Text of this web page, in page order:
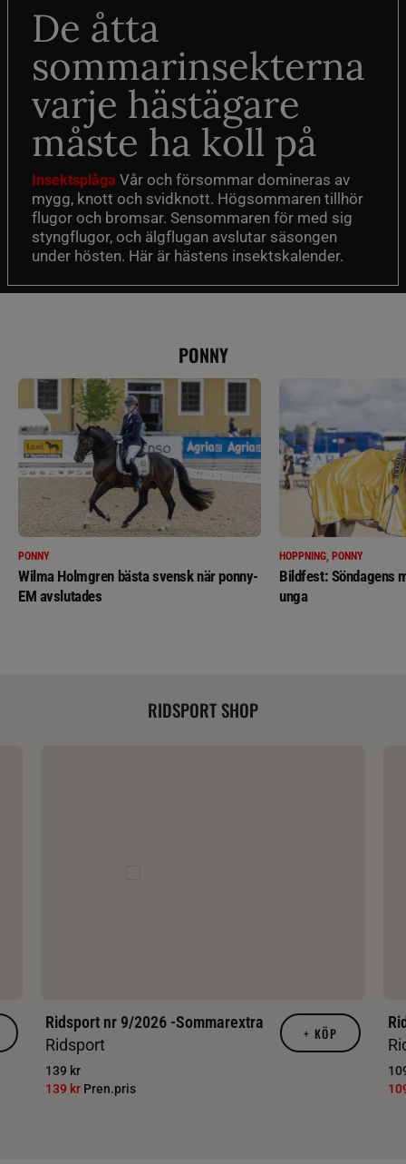
De åtta
sommarinsekterna
varje hästägare
måste ha koll på
Insektsplåga Vår och försommar domineras av
mygg, knott och svidknott. Högsommaren tillhör
flugor och bromsar. Sensommaren för med sig
styngflugor, och älgflugan avslutar säsongen
under hösten. Här är hästens insektskalender.
PONNY
PONNY
Wilma Holmgren bästa svensk när ponny-
EM avslutades
HOPPNING, PONNY
Bildfest: Söndagens
unga
RIDSPORT SHOP
Ridsport nr 9/2026 -Sommarextra
Ridsport
139 kr
139 kr Pren.pris
+ KÖP